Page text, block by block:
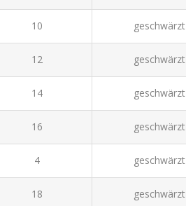
10 geschwärzt
12 geschwärzt
14 geschwärzt
16 geschwärzt
4 geschwärzt
18 geschwärzt